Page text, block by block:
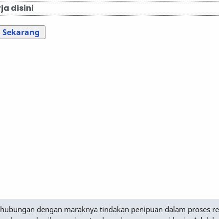
disini
dengan maraknya tindakan penipuan dalam proses